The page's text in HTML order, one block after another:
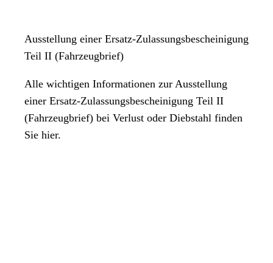
Ausstellung einer Ersatz-Zulassungsbescheinigung
Teil II (Fahrzeugbrief)
Alle wichtigen Informationen zur Ausstellung
einer Ersatz-Zulassungsbescheinigung Teil II
(Fahrzeugbrief) bei Verlust oder Diebstahl finden
Sie hier.